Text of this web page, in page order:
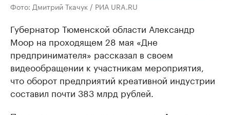
Фото: Дмитрий Ткачук / РИА URA.RU
Губернатор Тюменской области Александр
Моор на проходящем 28 мая «Дне
предпринимателя» рассказал в своем
видеообращении к участникам мероприятия,
что оборот предприятий креативной индустрии
составил почти 383 млрд рублей.